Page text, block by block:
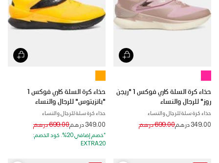
حذاء كرة السلة كاري فوكس 1 "ريجن
روز" للرجال والنساء
حذاء كرة سلة للرجال والنساء
349.00 درهم Price reduced from
699.00 درهم to
حذاء كرة السلة كاري فوكس 1
"بانزيتوس" للرجال والنساء
حذاء كرة سلة للرجال والنساء
349.00 درهم Price reduced from
699.00 درهم to
*خصم إضافي 20%. كود الخصم:
EXTRA20